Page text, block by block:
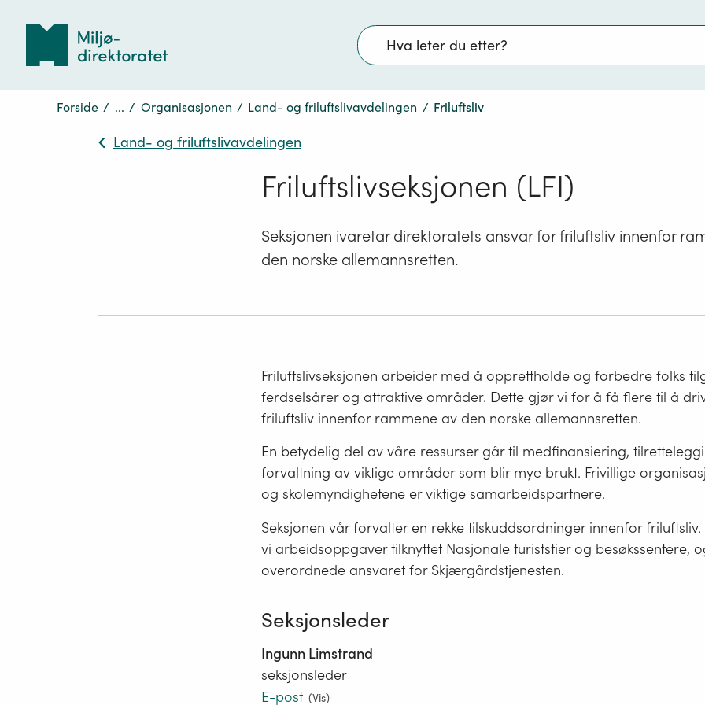
Søk
Forside / ... / Organisasjonen / Land- og friluftslivavdelingen / Friluftsliv
Land- og friluftslivavdelingen
Friluftslivseksjonen (LFI)
Seksjonen ivaretar direktoratets ansvar for friluftsliv innenfor
den norske allemannsretten.
Friluftslivseksjonen arbeider med å opprettholde og forbedre folks
ferdselsårer og attraktive områder. Dette gjør vi for å få flere til å
friluftsliv innenfor rammene av den norske allemannsretten.
En betydelig del av våre ressurser går til medfinansiering,
forvaltning av viktige områder som blir mye brukt. Frivillige
og skolemyndighetene er viktige samarbeidspartnere.
Seksjonen vår forvalter en rekke tilskuddsordninger innenfor
vi arbeidsoppgaver tilknyttet Nasjonale turiststier og besøkssentere,
overordnede ansvaret for Skjærgårdstjenesten.
Seksjonsleder
Ingunn Limstrand
seksjonsleder
E-post (Vis)